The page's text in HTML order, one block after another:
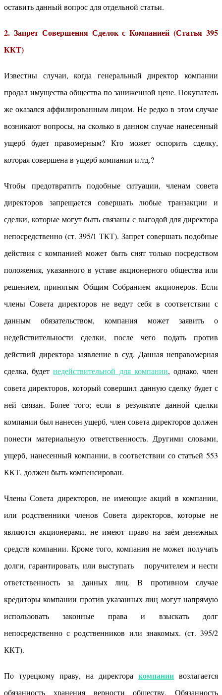
оставить данный вопрос для отдельной статьи.
2. Запрет Совершения Сделок с Компанией (Статья 395
ККТ)
Известны случаи, когда генеральный директор компании
продал имущества общества по заниженной цене. Покупатель
же оказался аффилированным лицом. Не редко в этом случае
возникают вопросы, на сколько в данном случае нанесенный
ущерб будет правомерным? Кто может оспорить сделку,
которая совершена в ущерб компании и.тд.?
Чтобы предотвратить подобные ситуации, членам совета
директоров запрещается совершать любые транзакции и
сделки, которые могут быть связаны с выгодой для директора
непосредственно (ст. 395/1 ТКТ). Запрет совершать подобные
действия с компанией может быть снят только посредством
положения, указанного в уставе акционерного общества или
решением, принятым Общим Собранием акционеров. Если
члены Совета директоров не ведут себя в соответствии с
данным обязательством, компания может заявить о
недействительности сделки, после чего подать против
действий директора заявление в суд. Данная неправомерная
сделка, будетнедействительной для компании, однако, член
совета директоров, который совершил данную сделку будет с
ней связан. Более того; если в результате данной сделки
компании был нанесен ущерб, член совета директоров должен
понести материальную ответственность. Другими словами,
ущерб, нанесенный компании, в соответствии со статьей 553
ККТ, должен быть компенсирован.
Члены Совета директоров, не имеющие акций в компании,
или родственники членов Совета директоров, которые не
являются акционерами, не имеют право на заём денежных
средств компании. Кроме того, компания не может получать
долги, гарантировать, или выступать поручителем и нести
ответственность за данных лиц. В противном случае
кредиторы компании против указанных лиц могут напрямую
использовать законные права и взыскать долг
непосредственно с родственников или знакомых. (ст. 395/2
ККТ).
По турецкому праву, на директора компании возлагается
обязанность хранения верности обществу. Обязанность